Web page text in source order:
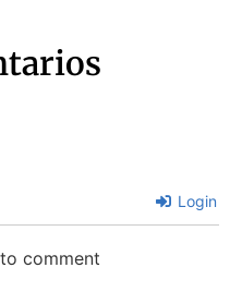
Login
comment